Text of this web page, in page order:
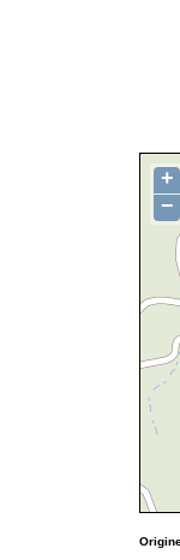
+
−